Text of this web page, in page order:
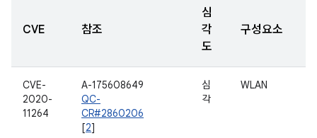
CVE 참조
심
각
도
구성요소
CVE-
2020-
11264
A-175608649
QC-
CR#2860206
[2]
심
각
WLAN